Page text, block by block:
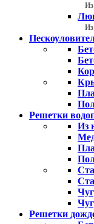
Из
Из
Решетки
Из
Решетки